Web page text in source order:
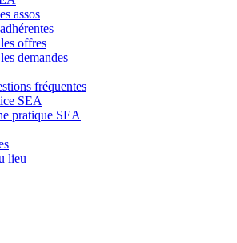
assos
offres
demandes
fréquentes
SEA
pratique SEA
lieu